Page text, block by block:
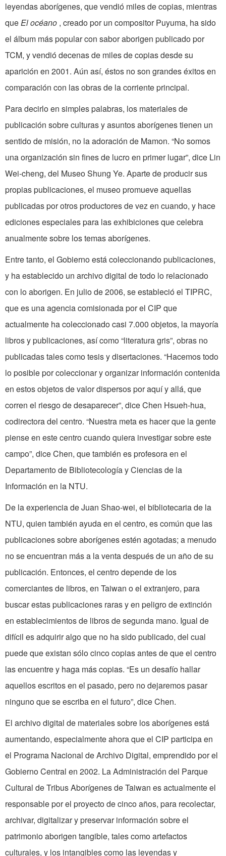
leyendas aborígenes, que vendió miles de copias, mientras
queEl océano , creado por un compositor Puyuma, ha sido
el álbum más popular con sabor aborigen publicado por
TCM, y vendió decenas de miles de copias desde su
aparición en 2001. Aún así, éstos no son grandes éxitos en
comparación con las obras de la corriente principal.
Para decirlo en simples palabras, los materiales de
publicación sobre culturas y asuntos aborígenes tienen un
sentido de misión, no la adoración de Mamon. “No somos
una organización sin fines de lucro en primer lugar”, dice Lin
Wei-cheng, del Museo Shung Ye. Aparte de producir sus
propias publicaciones, el museo promueve aquellas
publicadas por otros productores de vez en cuando, y hace
ediciones especiales para las exhibiciones que celebra
anualmente sobre los temas aborígenes.
Entre tanto, el Gobierno está coleccionando publicaciones,
y ha establecido un archivo digital de todo lo relacionado
con lo aborigen. En julio de 2006, se estableció el TIPRC,
que es una agencia comisionada por el CIP que
actualmente ha coleccionado casi 7.000 objetos, la mayoría
libros y publicaciones, así como “literatura gris”, obras no
publicadas tales como tesis y disertaciones. “Hacemos todo
lo posible por coleccionar y organizar información contenida
en estos objetos de valor dispersos por aquí y allá, que
corren el riesgo de desaparecer”, dice Chen Hsueh-hua,
codirectora del centro. “Nuestra meta es hacer que la gente
piense en este centro cuando quiera investigar sobre este
campo”, dice Chen, que también es profesora en el
Departamento de Bibliotecología y Ciencias de la
Información en la NTU.
De la experiencia de Juan Shao-wei, el bibliotecaria de la
NTU, quien también ayuda en el centro, es común que las
publicaciones sobre aborígenes estén agotadas; a menudo
no se encuentran más a la venta después de un año de su
publicación. Entonces, el centro depende de los
comerciantes de libros, en Taiwan o el extranjero, para
buscar estas publicaciones raras y en peligro de extinción
en establecimientos de libros de segunda mano. Igual de
difícil es adquirir algo que no ha sido publicado, del cual
puede que existan sólo cinco copias antes de que el centro
las encuentre y haga más copias. “Es un desafío hallar
aquellos escritos en el pasado, pero no dejaremos pasar
ninguno que se escriba en el futuro”, dice Chen.
El archivo digital de materiales sobre los aborígenes está
aumentando, especialmente ahora que el CIP participa en
el Programa Nacional de Archivo Digital, emprendido por el
Gobierno Central en 2002. La Administración del Parque
Cultural de Tribus Aborígenes de Taiwan es actualmente el
responsable por el proyecto de cinco años, para recolectar,
archivar, digitalizar y preservar información sobre el
patrimonio aborigen tangible, tales como artefactos
culturales, y los intangibles como las leyendas y